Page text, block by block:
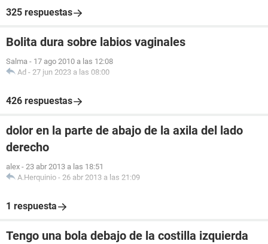
325 respuestas
Bolita dura sobre labios vaginales
Salma - 17 ago 2010 a las 12:08
Ad - 27 jun 2023 a las 08:00
426 respuestas
dolor en la parte de abajo de la axila del lado
derecho
alex - 23 abr 2013 a las 18:51
A.Herquinio - 26 abr 2013 a las 21:09
1 respuesta
Tengo una bola debajo de la costilla izquierda